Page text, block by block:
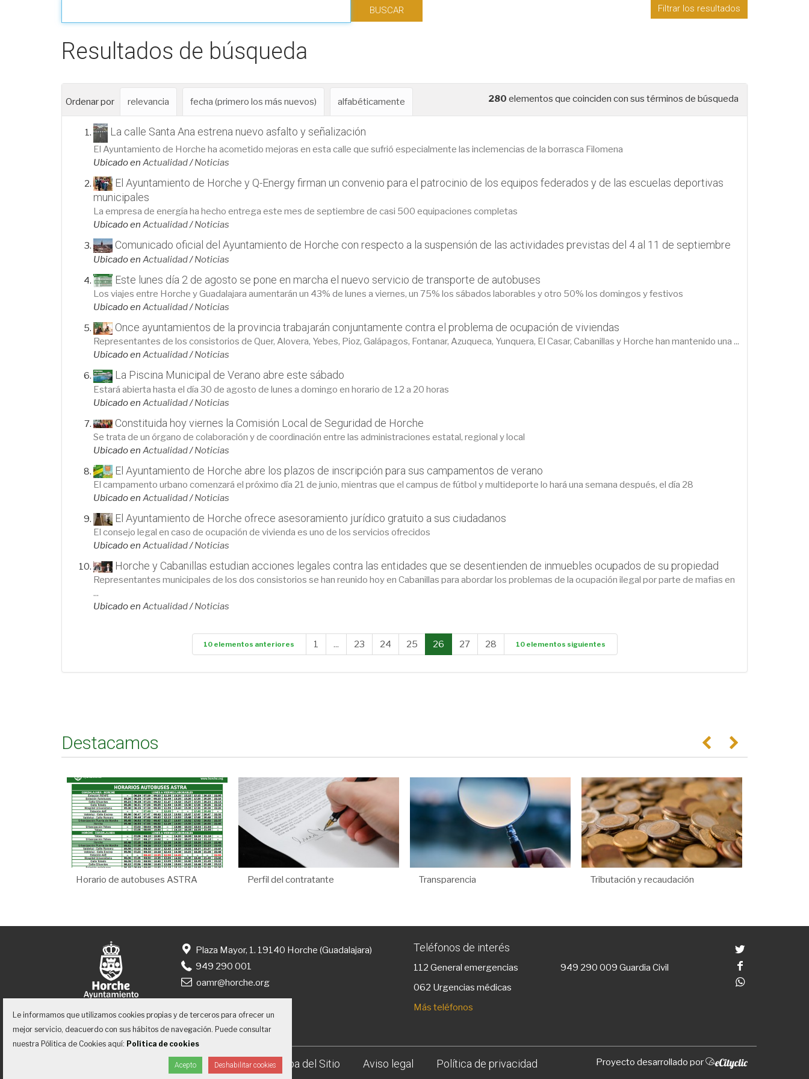
Filtrar los resultados
Resultados de búsqueda
280 elementos que coinciden con sus términos de búsqueda
Ordenar por relevancia fecha (primero los más nuevos) alfabéticamente
La calle Santa Ana estrena nuevo asfalto y señalización
El Ayuntamiento de Horche ha acometido mejoras en esta calle que sufrió especialmente las inclemencias de la borrasca Filomena
Ubicado en Actualidad/Noticias
El Ayuntamiento de Horche y Q-Energy firman un convenio para el patrocinio de los equipos federados y de las escuelas deportivas
municipales
La empresa de energía ha hecho entrega este mes de septiembre de casi 500 equipaciones completas
Ubicado en Actualidad/Noticias
Comunicado oficial del Ayuntamiento de Horche con respecto a la suspensión de las actividades previstas del 4 al 11 de septiembre
Ubicado en Actualidad/Noticias
Este lunes día 2 de agosto se pone en marcha el nuevo servicio de transporte de autobuses
Los viajes entre Horche y Guadalajara aumentarán un 43% de lunes a viernes, un 75% los sábados laborables y otro 50% los domingos y festivos
Ubicado en Actualidad/Noticias
Once ayuntamientos de la provincia trabajarán conjuntamente contra el problema de ocupación de viviendas
Representantes de los consistorios de Quer, Alovera, Yebes, Pioz, Galápagos, Fontanar, Azuqueca, Yunquera, El Casar, Cabanillas y Horche han mantenido una ...
Ubicado en Actualidad/Noticias
La Piscina Municipal de Verano abre este sábado
Estará abierta hasta el día 30 de agosto de lunes a domingo en horario de 12 a 20 horas
Ubicado en Actualidad/Noticias
Constituida hoy viernes la Comisión Local de Seguridad de Horche
Se trata de un órgano de colaboración y de coordinación entre las administraciones estatal, regional y local
Ubicado en Actualidad/Noticias
El Ayuntamiento de Horche abre los plazos de inscripción para sus campamentos de verano
El campamento urbano comenzará el próximo día 21 de junio, mientras que el campus de fútbol y multideporte lo hará una semana después, el día 28
Ubicado en Actualidad/Noticias
El Ayuntamiento de Horche ofrece asesoramiento jurídico gratuito a sus ciudadanos
El consejo legal en caso de ocupación de vivienda es uno de los servicios ofrecidos
Ubicado en Actualidad/Noticias
Horche y Cabanillas estudian acciones legales contra las entidades que se desentienden de inmuebles ocupados de su propiedad
Representantes municipales de los dos consistorios se han reunido hoy en Cabanillas para abordar los problemas de la ocupación ilegal por parte de mafias en
...
Ubicado en Actualidad/Noticias
10 elementos anteriores 1 ... 23 24 25 26 27 28 10 elementos siguientes
Destacamos Anterior
Horario de autobuses ASTRA Perfil del contratante Transparencia Tributación y recaudación
Plaza Mayor, 1. 19140 Horche (Guadalajara)
949 290 001
oamr@horche.org
Teléfonos de interés
112 General emergencias 949 290 009 Guardia Civil
062 Urgencias médicas
Más teléfonos
Accesibilidad Mapa del Sitio Aviso legal Política de privacidad Proyecto desarrollado por
Le informamos que utilizamos cookies propias y de terceros para ofrecer un
mejor servicio, deacuerdo con sus hábitos de navegación. Puede consultar
nuestra Pólitica de Cookies aquí: Política de cookies
Acepto Deshabilitar cookies